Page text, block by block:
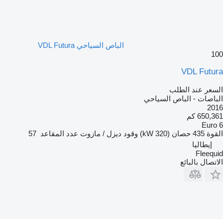
الباص السياحي VDL Futura
100
VDL Futura
السعر عند الطلب
الباصات - الباص السياحي
2016
650,361 كم
Euro 6
القوة 435 حصان (320 kW) وقود ديزل / مازوت عدد المقاعد 57
إيطاليا
Fleequid
الاتصال بالبائع